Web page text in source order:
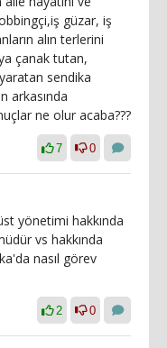
güzar, iş
alın terlerini
çanak tutan,
sendika
arkasında
ne olur acaba???
7 0
yönetimi hakkında
vs hakkında
nasıl görev
2 0